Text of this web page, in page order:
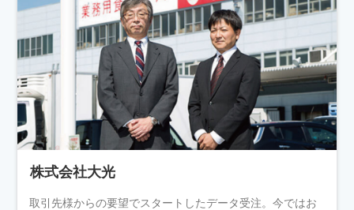
株式会社大光
取引先様からの要望でスタートしたデータ受注。今ではお